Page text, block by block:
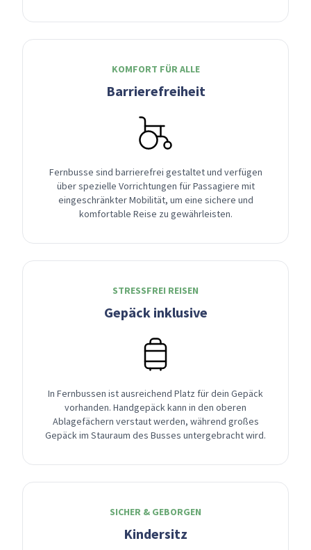
KOMFORT FÜR ALLE
Barrierefreiheit
Fernbusse sind barrierefrei gestaltet und verfügen
über spezielle Vorrichtungen für Passagiere mit
eingeschränkter Mobilität, um eine sichere und
komfortable Reise zu gewährleisten.
STRESSFREI REISEN
Gepäck inklusive
In Fernbussen ist ausreichend Platz für dein Gepäck
vorhanden. Handgepäck kann in den oberen
Ablagefächern verstaut werden, während großes
Gepäck im Stauraum des Busses untergebracht wird.
SICHER & GEBORGEN
Kindersitz